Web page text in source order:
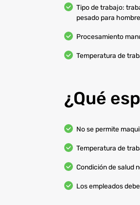
Tipo de trabajo:
pesado para
Procesamiento
Temperatura de
¿Qué
No se permite
Temperatura de
Condición de salud
Los empleados